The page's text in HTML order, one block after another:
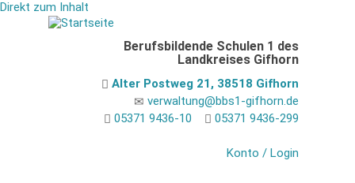
Direkt zum Inhalt
Berufsbildende Schulen 1 des
Landkreises Gifhorn
Alter Postweg 21, 38518 Gifhorn
verwaltung@bbs1-gifhorn.de
05371 9436-10
05371 9436-299
Konto / Login